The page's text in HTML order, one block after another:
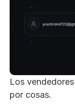
Los
por cosas.